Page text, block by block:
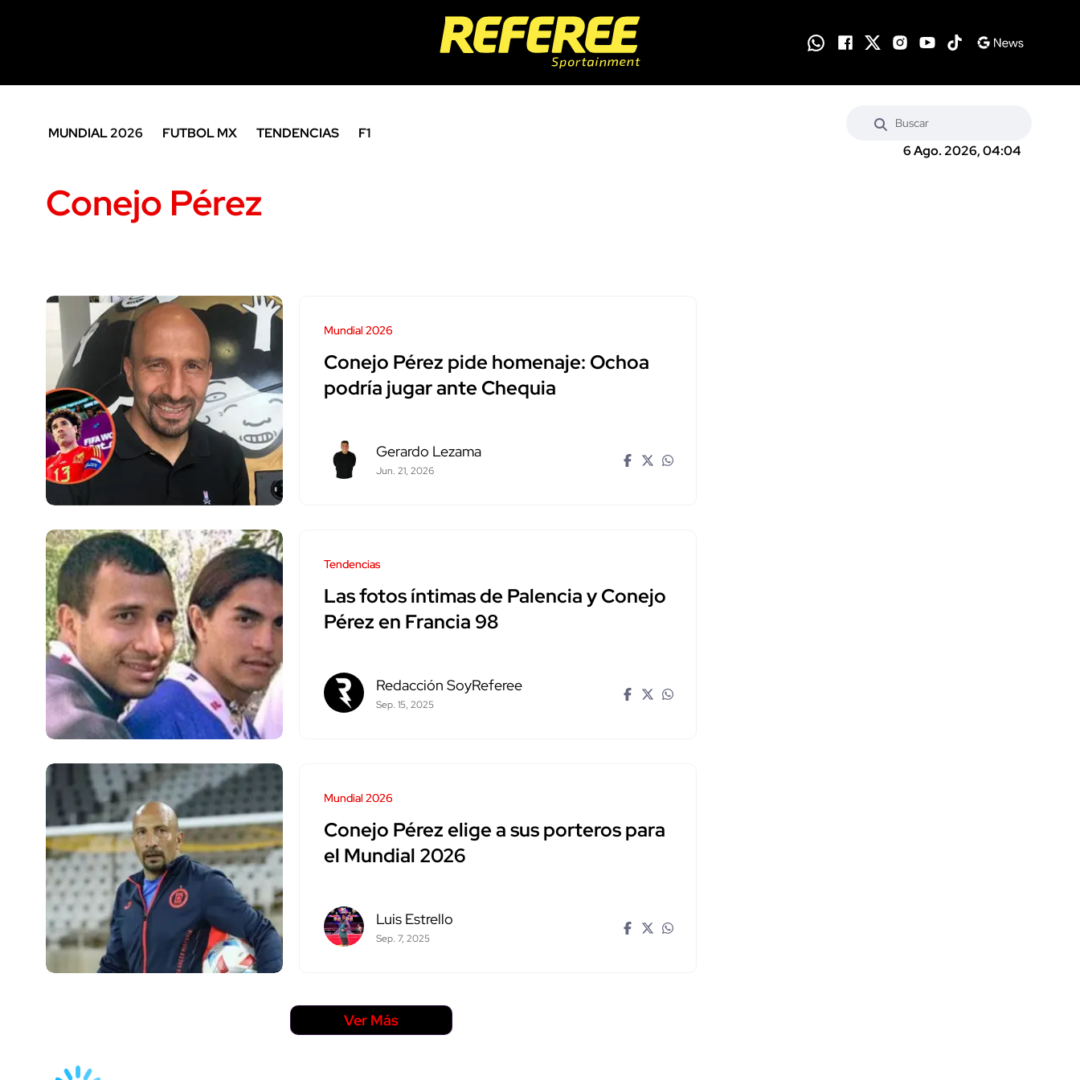
MUNDIAL 2026 FUTBOL MX TENDENCIAS
F1
6 Ago. 2026, 04:04
Conejo Pérez
Mundial 2026
Conejo Pérez pide homenaje: Ochoa
podría jugar ante Chequia
Gerardo Lezama
Jun. 21, 2026
Tendencias
Las fotos íntimas de Palencia y Conejo
Pérez en Francia 98
Redacción SoyReferee
Sep. 15, 2025
Mundial 2026
Conejo Pérez elige a sus porteros para
el Mundial 2026
Luis Estrello
Sep. 7, 2025
Ver Más